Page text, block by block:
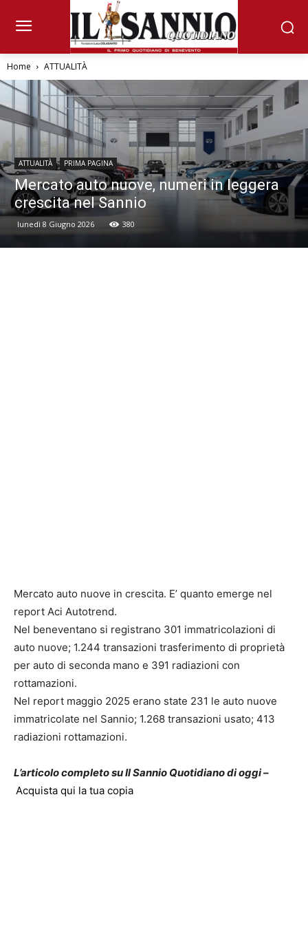
Home ATTUALITÀ
ATTUALITÀ PRIMA PAGINA
Mercato auto nuove, numeri in leggera
crescita nel Sannio
lunedì 8 Giugno 2026 380
Mercato auto nuove in crescita. E’ quanto emerge nel
report Aci Autotrend.
Nel beneventano si registrano 301 immatricolazioni di
auto nuove; 1.244 transazioni trasferimento di proprietà
per auto di seconda mano e 391 radiazioni con
rottamazioni.
Nel report maggio 2025 erano state 231 le auto nuove
immatricolate nel Sannio; 1.268 transazioni usato; 413
radiazioni rottamazioni.
L’articolo completo su Il Sannio Quotidiano di oggi –
Acquista qui la tua copia